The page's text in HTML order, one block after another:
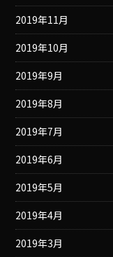
2019年11月
2019年10月
2019年9月
2019年8月
2019年7月
2019年6月
2019年5月
2019年4月
2019年3月